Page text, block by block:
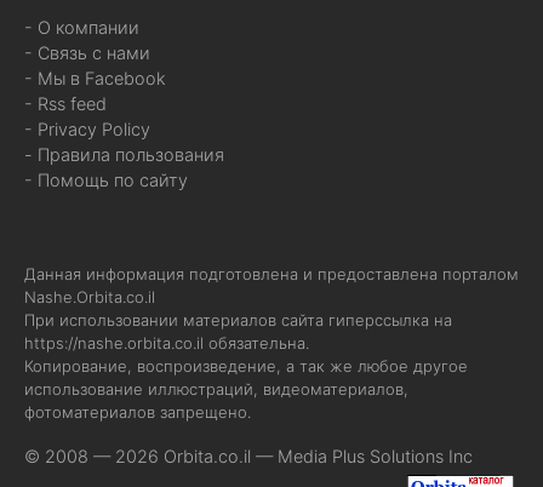
- О компании
- Связь с нами
- Мы в Facebook
- Rss feed
- Privacy Policy
- Правила пользования
- Помощь по сайту
Данная информация подготовлена и предоставлена порталом
Nashe.Orbita.co.il
При использовании материалов сайта гиперссылка на
https://nashe.orbita.co.il обязательна.
Копирование, воспроизведение, а так же любое другое
использование иллюстраций, видеоматериалов,
фотоматериалов запрещено.
© 2008 — 2026 Orbita.co.il — Media Plus Solutions Inc